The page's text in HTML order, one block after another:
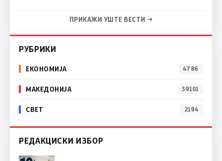
ПРИКАЖИ УШТЕ ВЕСТИ →
РУБРИКИ
ЕКОНОМИЈА 4786
МАКЕДОНИЈА 39101
СВЕТ 2194
РЕДАКЦИСКИ ИЗБОР